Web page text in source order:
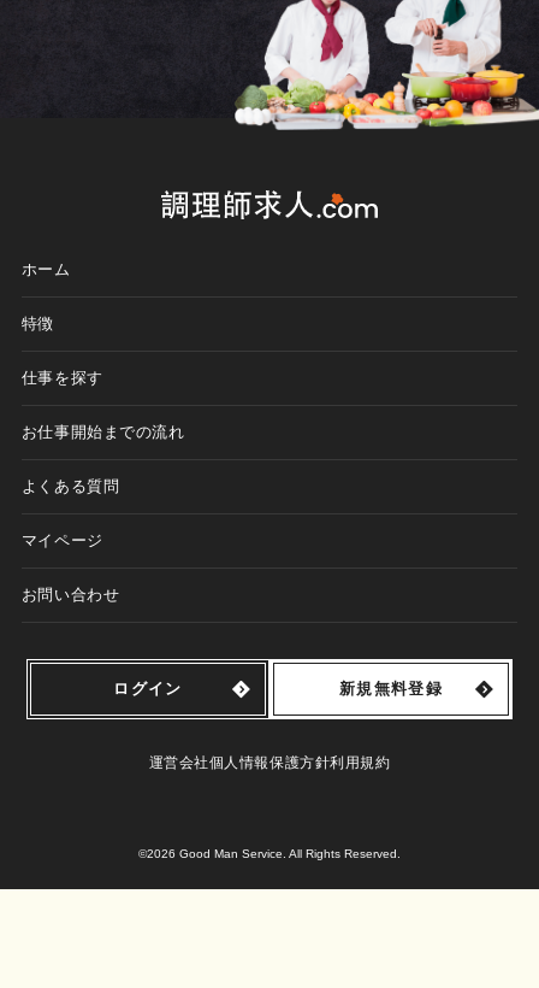
ホーム
特徴
仕事を探す
お仕事開始までの流れ
よくある質問
マイページ
お問い合わせ
ログイン 新規無料登録
運営会社個人情報保護方針利用規約
©2026 Good Man Service. All Rights Reserved.